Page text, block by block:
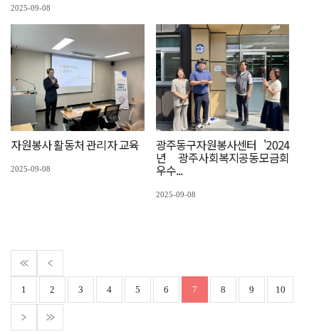
2025-09-08
자원봉사 활동처 관리자 교육
2025-09-08
광주동구자원봉사센터 '2024
년 광주사회복지공동모금회
우수...
2025-09-08
1 2 3 4 5 6 7 8 9 10